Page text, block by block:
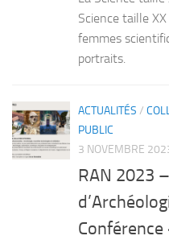
Science taille
femmes
portraits.
ACTUALITÉS /
PUBLIC
3 NOVEMBRE
RAN 2023
Conférence